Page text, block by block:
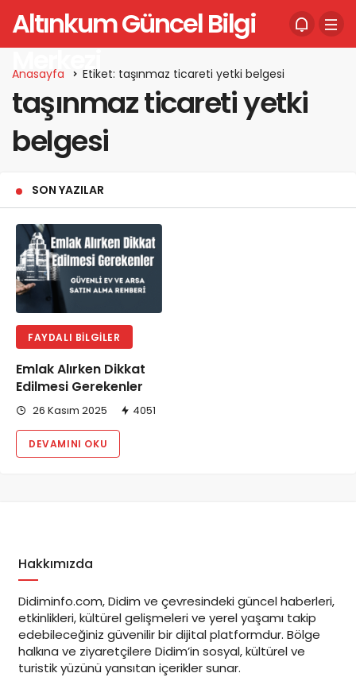
Altınkum Güncel Bilgi
Merkezi
Anasayfa Etiket: taşınmaz ticareti yetki belgesi
taşınmaz ticareti yetki
belgesi
SON YAZILAR
FAYDALI BILGILER
Emlak Alırken Dikkat
Edilmesi Gerekenler
26 Kasım 2025 4051
DEVAMINI OKU
Hakkımızda
Didiminfo.com, Didim ve çevresindeki güncel haberleri,
etkinlikleri, kültürel gelişmeleri ve yerel yaşamı takip
edebileceğiniz güvenilir bir dijital platformdur. Bölge
halkına ve ziyaretçilere Didim’in sosyal, kültürel ve
turistik yüzünü yansıtan içerikler sunar.